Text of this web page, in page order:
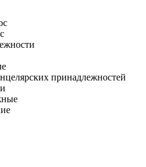
принадлежностей